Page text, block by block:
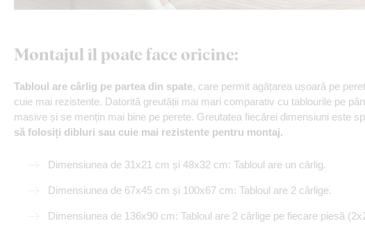
Montajul îl poate face oricine:
Tabloul are cârlig pe partea din spate, care permit agățarea ușoară pe
cuie mai rezistente. Datorită greutății mai mari comparativ cu tablourile pe
masive și se mențin mai bine pe perete. Greutatea fiecărei dimensiuni este
să folosiți dibluri sau cuie mai rezistente pentru montaj.
Dimensiunea de 31x21 cm și 48x32 cm: Tabloul are un cârlig.
Dimensiunea de 67x45 cm și 100x67 cm: Tabloul are 2 cârlige.
Dimensiunea de 136x90 cm: Tabloul are 2 cârlige pe fiecare piesă